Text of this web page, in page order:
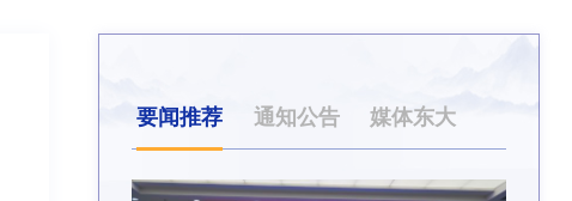
要闻推荐 通知公告 媒体东大